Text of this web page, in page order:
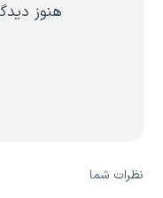
هنوز
نظرات شما